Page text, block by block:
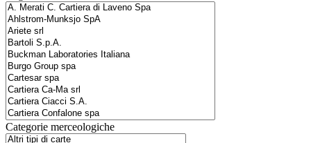
Categorie merceologiche